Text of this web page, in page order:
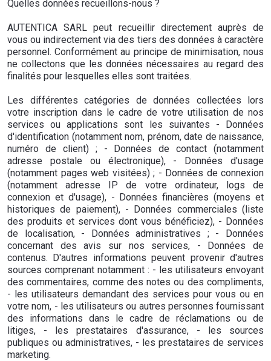
Quelles données recueillons-nous ?
AUTENTICA SARL peut recueillir directement auprès de
vous ou indirectement via des tiers des données à caractère
personnel. Conformément au principe de minimisation, nous
ne collectons que les données nécessaires au regard des
finalités pour lesquelles elles sont traitées.
Les différentes catégories de données collectées lors
votre inscription dans le cadre de votre utilisation de nos
services ou applications sont les suivantes - Données
d'identification (notamment nom, prénom, date de naissance,
numéro de client) ; - Données de contact (notamment
adresse postale ou électronique), - Données d'usage
(notamment pages web visitées) ; - Données de connexion
(notamment adresse IP de votre ordinateur, logs de
connexion et d'usage), - Données financières (moyens et
historiques de paiement), - Données commerciales (liste
des produits et services dont vous bénéficiez), - Données
de localisation, - Données administratives ; - Données
concernant des avis sur nos services, - Données de
contenus. D'autres informations peuvent provenir d'autres
sources comprenant notamment : - les utilisateurs envoyant
des commentaires, comme des notes ou des compliments,
- les utilisateurs demandant des services pour vous ou en
votre nom, - les utilisateurs ou autres personnes fournissant
des informations dans le cadre de réclamations ou de
litiges, - les prestataires d'assurance, - les sources
publiques ou administratives, - les prestataires de services
marketing.